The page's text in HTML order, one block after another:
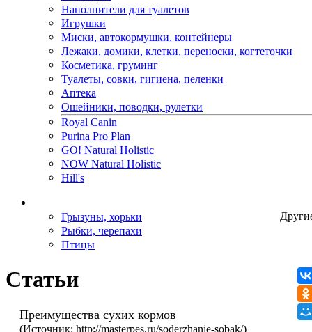
Наполнители для туалетов
Игрушки
Миски, автокормушки, контейнеры
Лежаки, домики, клетки, переноски, когтеточки
Косметика, груминг
Туалеты, совки, гигиена, пеленки
Аптека
Ошейники, поводки, рулетки
Royal Canin
Purina Pro Plan
GO! Natural Holistic
NOW Natural Holistic
Hill's
Грызуны, хорьки
Рыбки, черепахи
Птицы
Статьи
Преимущества сухих кормов
(Источник: http://masterpes.ru/soderzhanie-sobak/)